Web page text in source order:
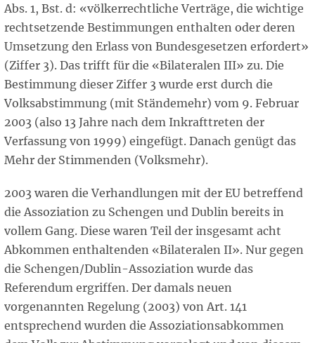
Abs. 1, Bst. d: «völkerrechtliche Verträge, die wichtige
rechtsetzende Bestimmungen enthalten oder deren
Umsetzung den Erlass von Bundesgesetzen erfordert»
(Ziffer 3). Das trifft für die «Bilateralen III» zu. Die
Bestimmung dieser Ziffer 3 wurde erst durch die
Volksabstimmung (mit Ständemehr) vom 9. Februar
2003 (also 13 Jahre nach dem Inkrafttreten der
Verfassung von 1999) eingefügt. Danach genügt das
Mehr der Stimmenden (Volksmehr).
2003 waren die Verhandlungen mit der EU betreffend
die Assoziation zu Schengen und Dublin bereits in
vollem Gang. Diese waren Teil der insgesamt acht
Abkommen enthaltenden «Bilateralen II». Nur gegen
die Schengen/Dublin-Assoziation wurde das
Referendum ergriffen. Der damals neuen
vorgenannten Regelung (2003) von Art. 141
entsprechend wurden die Assoziationsabkommen